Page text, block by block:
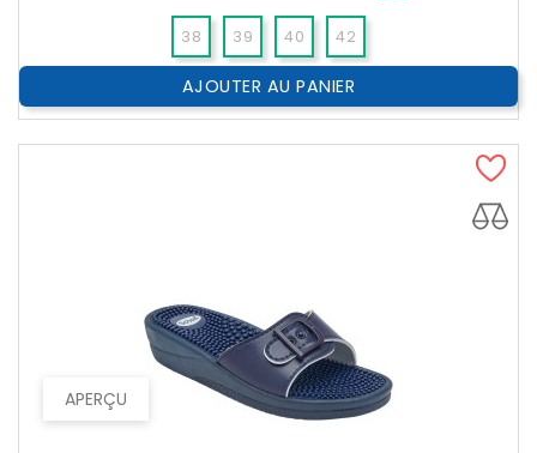
Public
38 39 40 42
AJOUTER AU PANIER
APERÇU